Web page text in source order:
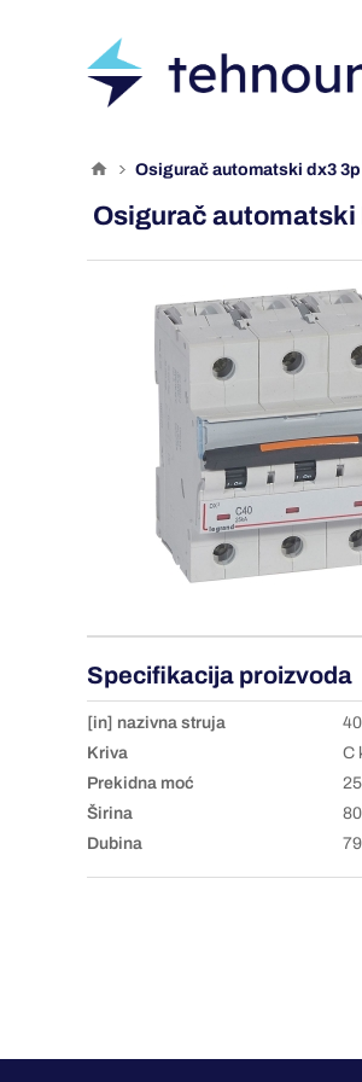
osigurač automatski dx3
Osigurač automatski
Specifikacija proizvoda
[in] nazivna struja
Kriva
C
Prekidna moć
Širina
Dubina